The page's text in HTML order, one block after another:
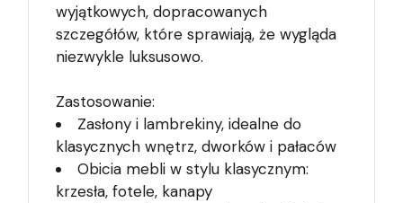
wyjątkowych, dopracowanych
szczegółów, które sprawiają, że wygląda
niezwykle luksusowo.
Zastosowanie:
Zasłony i lambrekiny, idealne do
klasycznych wnętrz, dworków i pałaców
Obicia mebli w stylu klasycznym:
krzesła, fotele, kanapy